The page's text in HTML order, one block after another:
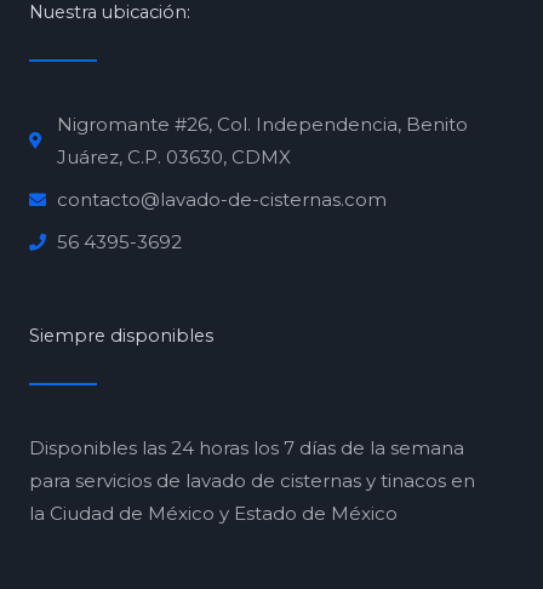
Nuestra ubicación:
Nigromante #26, Col. Independencia, Benito
Juárez, C.P. 03630, CDMX
contacto@lavado-de-cisternas.com
56 4395-3692
Siempre disponibles
Disponibles las 24 horas los 7 días de la semana
para servicios de lavado de cisternas y tinacos en
la Ciudad de México y Estado de México